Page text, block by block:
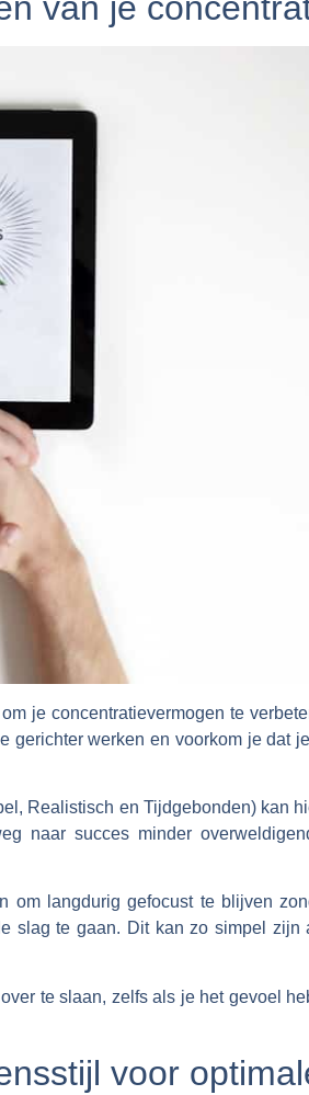
van je
je concentratievermogen te
werken en voorkom je dat
Realistisch en Tijdgebonden) kan
naar succes minder
langdurig gefocust te blijven
slag te gaan. Dit kan zo simpel zijn
te slaan, zelfs als je het gevoel
voor